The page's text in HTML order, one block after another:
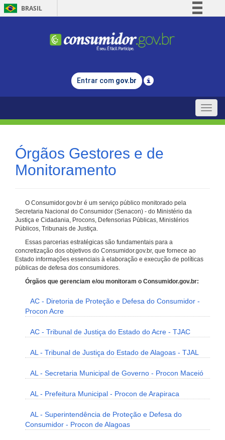
BRASIL
Comunica BR
Legislação
Entrar com gov.br
Toggle
Órgãos Gestores e de
Monitoramento
O Consumidor.gov.br é um serviço público monitorado pela
Secretaria Nacional do Consumidor (Senacon) - do Ministério da
Justiça e Cidadania, Procons, Defensorias Públicas, Ministérios
Públicos, Tribunais de Justiça.
Essas parcerias estratégicas são fundamentais para a
concretização dos objetivos do Consumidor.gov.br, que fornece ao
Estado informações essenciais à elaboração e execução de políticas
públicas de defesa dos consumidores.
Órgãos que gerenciam e/ou monitoram o Consumidor.gov.br:
AC - Diretoria de Proteção e Defesa do Consumidor -
Procon Acre
AC - Tribunal de Justiça do Estado do Acre - TJAC
AL - Tribunal de Justiça do Estado de Alagoas - TJAL
AL - Secretaria Municipal de Governo - Procon Maceió
AL - Prefeitura Municipal - Procon de Arapiraca
AL - Superintendência de Proteção e Defesa do
Consumidor - Procon de Alagoas